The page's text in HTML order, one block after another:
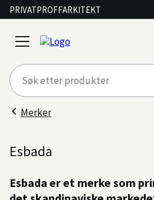
PRIVATPROFFARKITEKT
open
menu
Merker
Esbada
Esbada er et merke som